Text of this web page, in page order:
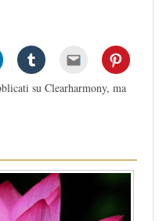
su Clearharmony, ma